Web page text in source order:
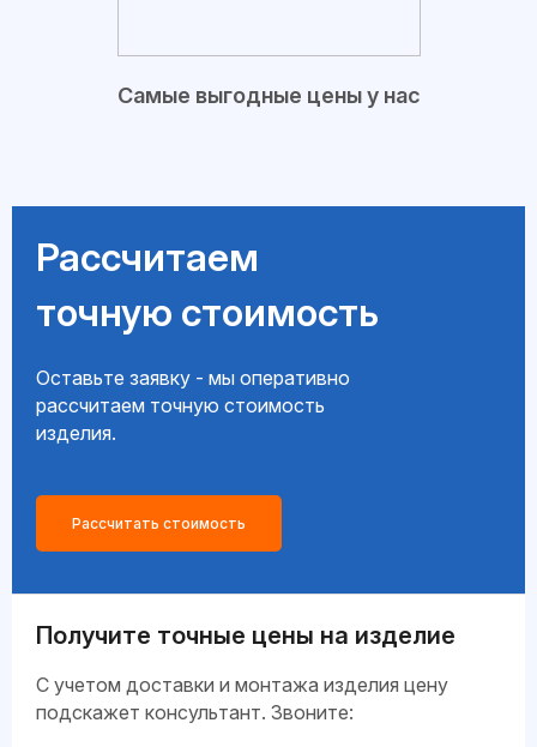
Самые выгодные цены у нас
Рассчитаем
точную стоимость
Оставьте заявку - мы оперативно
рассчитаем точную стоимость
изделия.
Рассчитать стоимость
Получите точные цены на изделие
C учетом доставки и монтажа изделия цену
подскажет консультант. Звоните: